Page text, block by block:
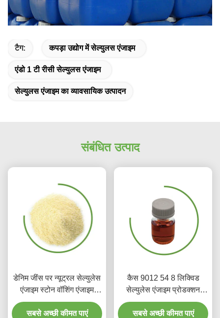
टैग: कपड़ा उद्योग में सेल्युलस एंजाइम
एंडो 1 टी रीसी सेल्युलस एंजाइम
सेल्युलस एंजाइम का व्यावसायिक उत्पादन
संबंधित उत्पाद
डेनिम जींस पर न्यूट्रल सेल्युलेस
एंजाइम स्टोन वॉशिंग एंजाइम
सेल्युलेस
सबसे अच्छी कीमत पाएं
कैस 9012 54 8 लिक्विड
सेल्युलेस एंजाइम प्रोडक्शन
पोलिश फैब्रिक बायोडिग्रेडेबल
सबसे अच्छी कीमत पाएं